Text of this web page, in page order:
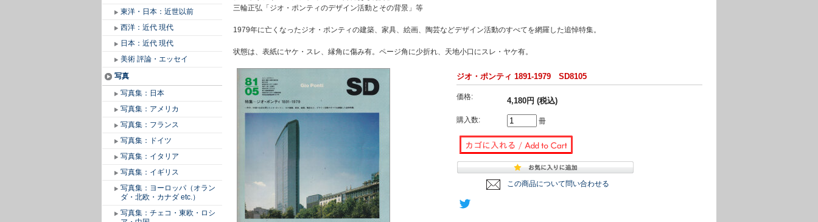
東洋・日本：近世以前
西洋：近代 現代
日本：近代 現代
美術 評論・エッセイ
写真
写真集：日本
写真集：アメリカ
写真集：フランス
写真集：ドイツ
写真集：イタリア
写真集：イギリス
写真集：ヨーロッパ（オラン
ダ・北欧・カナダ etc.）
写真集：チェコ・東欧・ロシ
三輪正弘「ジオ・ポンティのデザイン活動とその背景」等
1979年に亡くなったジオ・ポンティの建築、家具、絵画、陶芸などデザイン活動のすべてを網羅した追悼特集。
状態は、表紙にヤケ・スレ、縁角に傷み有。ページ角に少折れ、天地小口にスレ・ヤケ有。
ジオ・ポンティ 1891-1979 SD8105
価格: 4,180円 (税込)
購入数: 冊
この商品について問い合わせる